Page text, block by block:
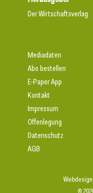
Der Wirtschaftsverlag
©
Webdesign:
Mediadaten
Abo bestellen
E-Paper App
Kontakt
Impressum
Offenlegung
Datenschutz
AGB